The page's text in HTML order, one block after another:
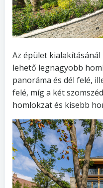
Az épület
lehető legnagyobb
panoráma és dél felé,
felé, míg a két
homlokzat és kisebb